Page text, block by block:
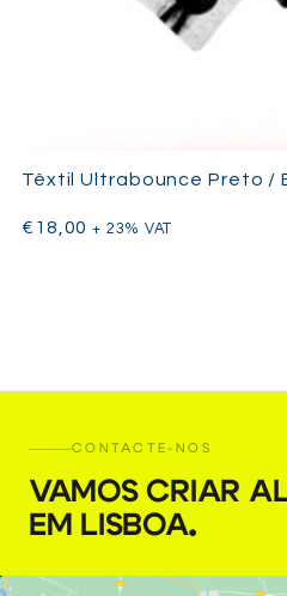
Têxtil Ultrabounce Preto /
€ 18,00 + 23% VAT
CONTACTE-NOS
VAMOS CRIAR
EM LISBOA.